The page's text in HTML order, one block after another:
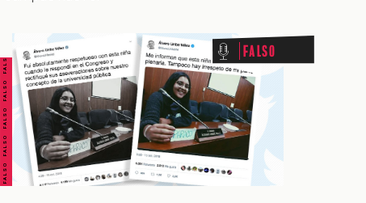
FALSO FALSO FALSO FALSO FALSO FALSO FALSO Falso